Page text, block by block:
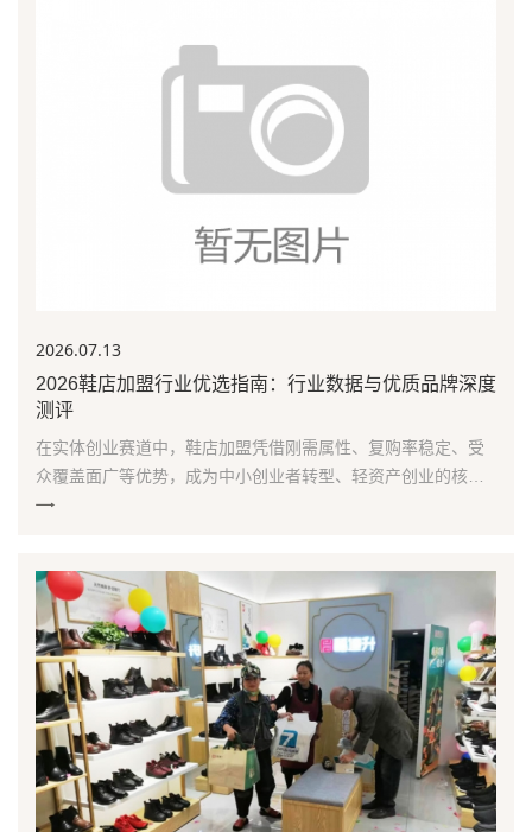
2026.07.13
2026鞋店加盟行业优选指南：行业数据与优质品牌深度
测评
在实体创业赛道中，鞋店加盟凭借刚需属性、复购率稳定、受
众覆盖面广等优势，成为中小创业者转型、轻资产创业的核心
优选赛道。随着消费升级与新零售模式普及，传统单一对卖